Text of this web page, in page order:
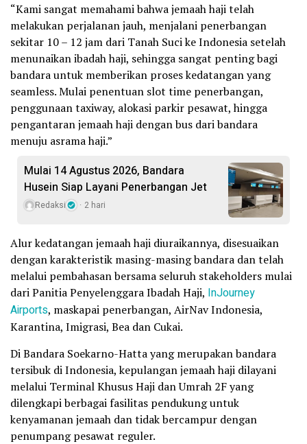
“Kami sangat memahami bahwa jemaah haji telah
melakukan perjalanan jauh, menjalani penerbangan
sekitar 10 – 12 jam dari Tanah Suci ke Indonesia setelah
menunaikan ibadah haji, sehingga sangat penting bagi
bandara untuk memberikan proses kedatangan yang
seamless. Mulai penentuan slot time penerbangan,
penggunaan taxiway, alokasi parkir pesawat, hingga
pengantaran jemaah haji dengan bus dari bandara
menuju asrama haji.”
Mulai 14 Agustus 2026, Bandara
Husein Siap Layani Penerbangan Jet
Redaksi 2 hari
Alur kedatangan jemaah haji diuraikannya, disesuaikan
dengan karakteristik masing-masing bandara dan telah
melalui pembahasan bersama seluruh stakeholders mulai
dari Panitia Penyelenggara Ibadah Haji, InJourney
Airports, maskapai penerbangan, AirNav Indonesia,
Karantina, Imigrasi, Bea dan Cukai.
Di Bandara Soekarno-Hatta yang merupakan bandara
tersibuk di Indonesia, kepulangan jemaah haji dilayani
melalui Terminal Khusus Haji dan Umrah 2F yang
dilengkapi berbagai fasilitas pendukung untuk
kenyamanan jemaah dan tidak bercampur dengan
penumpang pesawat reguler.